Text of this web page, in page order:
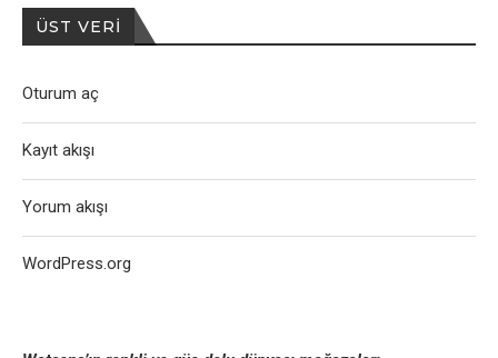
ÜST VERI
Oturum aç
Kayıt akışı
Yorum akışı
WordPress.org